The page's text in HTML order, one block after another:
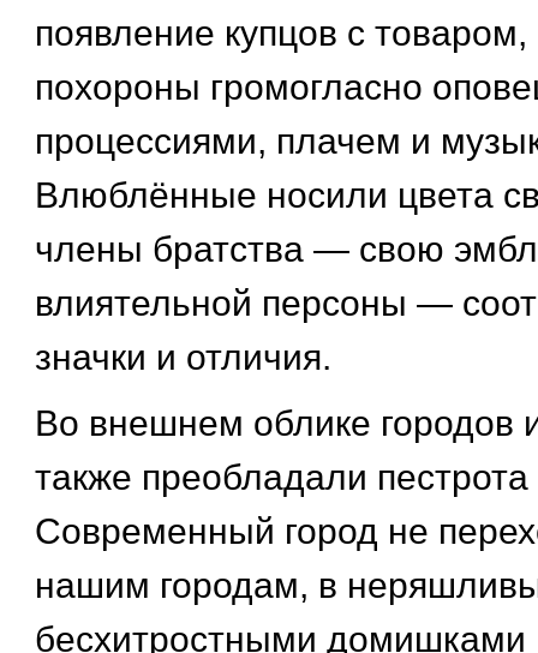
появление купцов с
похороны громогласно
процессиями, плачем и
Влюблённые носили цвета
члены братства — свою
влиятельной персоны —
значки и отличия.
Во внешнем облике городов
также преобладали
Современный город не
нашим городам, в
бесхитростными